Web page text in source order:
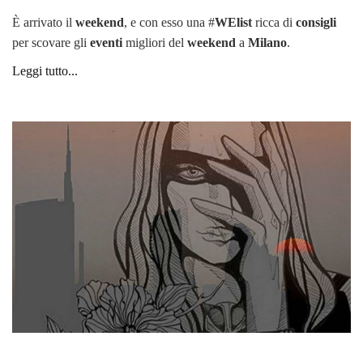
È arrivato il weekend, e con esso una #WElist ricca di consigli
per scovare gli eventi migliori del weekend a Milano.
Leggi tutto...